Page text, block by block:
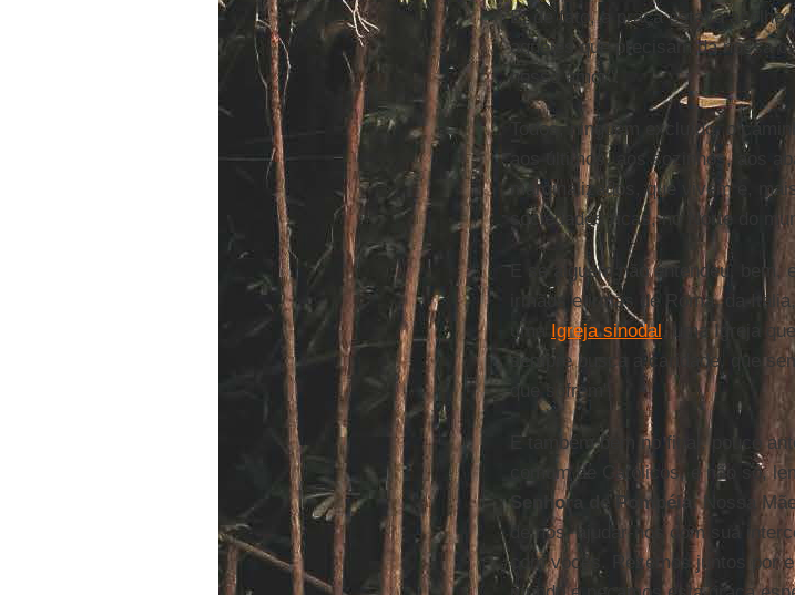
E, de fato, a praça estava
aqueles que precisam da nossa
nosso amor".
Todos, ninguém excluído, o
aos últimos, aos sozinhos, aos
marginalizados, que vivem e,
sociedades ricas, no Norte do
E se alguém não entendeu, bem,
irmãos e irmãs de Roma, da
uma Igreja sinodal , uma Igreja
sempre busca a caridade, que
que sofrem".
E também bem no final, pouco
comum de Católicos, e não só,
Senhora de Pompéia . Nossa
de nós, ajudar-nos com sua
com vocês. Rezemos juntos por